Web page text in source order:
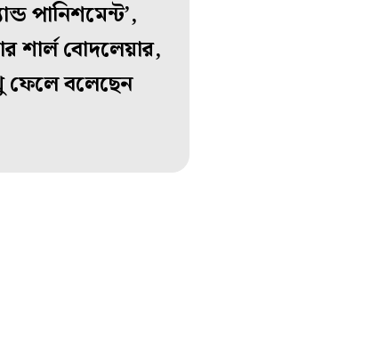
পানিশমেন্ট’,
শার্ল বোদলেয়ার,
ফেলে বলেছেন